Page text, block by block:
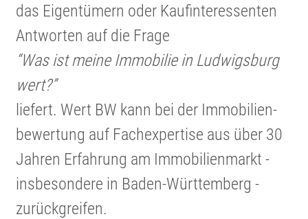
das Eigen­tü­mern oder Kaufin­ter­es­senten
Antworten auf die Frage
“Was ist meine Immobilie in Ludwigsburg
wert?”
liefert. Wert BW kann bei der Immobi­li­en­
be­wer­tung auf Fachex­per­tise aus über 30
Jahren Erfahrung am Immobi­li­en­markt -
insbe­son­dere in Baden-Württem­berg -
zurück­greifen.